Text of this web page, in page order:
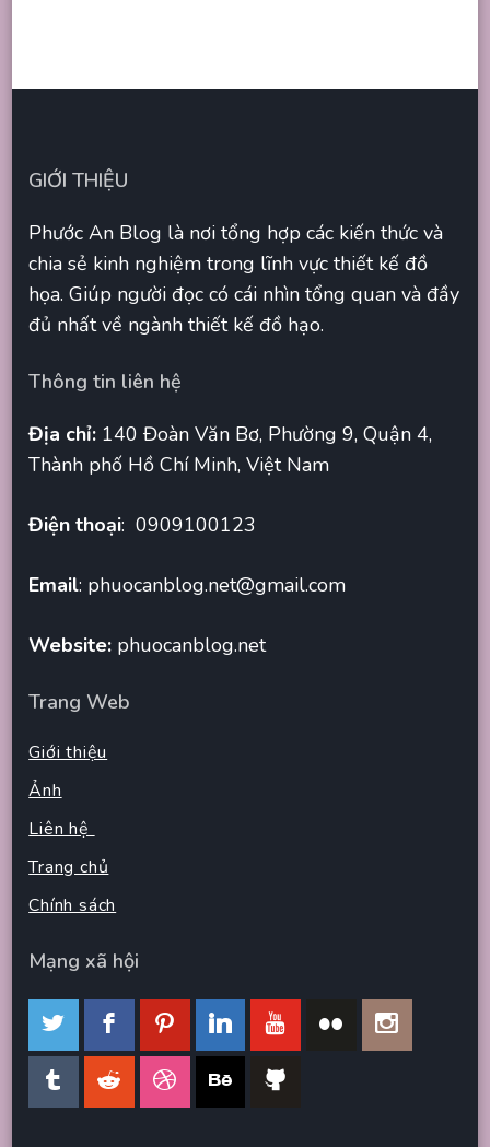
GIỚI THIỆU
Phước An Blog là nơi tổng hợp các kiến thức và
chia sẻ kinh nghiệm trong lĩnh vực thiết kế đồ
họa. Giúp người đọc có cái nhìn tổng quan và đầy
đủ nhất về ngành thiết kế đồ hạo.
Thông tin liên hệ
Địa chỉ: 140 Đoàn Văn Bơ, Phường 9, Quận 4,
Thành phố Hồ Chí Minh, Việt Nam
Điện thoại: 0909100123
Email: phuocanblog.net@gmail.com
Website: phuocanblog.net
Trang Web
Giới thiệu
Ảnh
Liên hệ
Trang chủ
Chính sách
Mạng xã hội